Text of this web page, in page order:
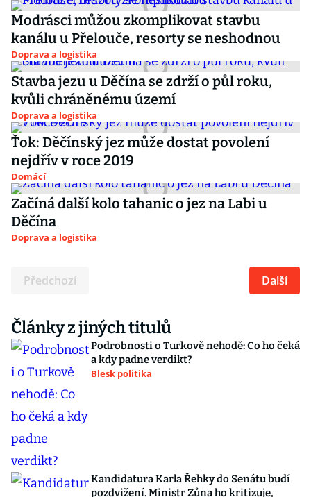
Modrásci můžou zkomplikovat stavbu
kanálu u Přelouče, resorty se neshodnou
Doprava a logistika
Stavba jezu u Děčína se zdrží o půl roku,
kvůli chráněnému území
Doprava a logistika
Ťok: Děčínský jez může dostat povolení
nejdřív v roce 2019
Domácí
Začíná další kolo tahanic o jez na Labi u
Děčína
Doprava a logistika
Předchozí Další
Články z jiných titulů
Podrobnosti o Turkově nehodě: Co ho čeká
a kdy padne verdikt?
Blesk politika
Kandidatura Karla Řehky do Senátu budí
pozdvižení. Ministr Zůna ho kritizuje,